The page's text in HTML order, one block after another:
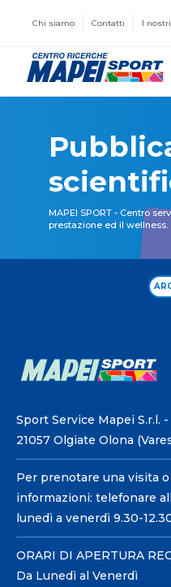
Chi siamo Contatti I
MAPEI SPORT - Centro
prestazione ed il wellness.
Sport Service Mapei S.r.l.
21057 Olgiate Olona
Per prenotare una visita
informazioni: telefonare
lunedì a venerdì 9.30-
ORARI DI APERTURA
Da Lunedì al Venerdì